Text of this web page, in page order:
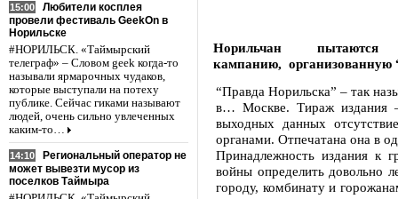
15:00
Любители косплея
провели фестиваль GeekOn в
Норильске
#НОРИЛЬСК. «Таймырский
телеграф» – Словом geek когда-то
называли ярмарочных чудаков,
которые выступали на потеху
публике. Сейчас гиками называют
людей, очень сильно увлеченных
каким-то…
14:10
Региональный оператор не
может вывезти мусор из
поселков Таймыра
Норильчан
кампанию, организованную
“Правда Норильска” – так
в… Москве. Тираж издания
выходных данных
органами. Отпечатана она в
Принадлежность издания к
войны определить довольно
городу, комбинату и